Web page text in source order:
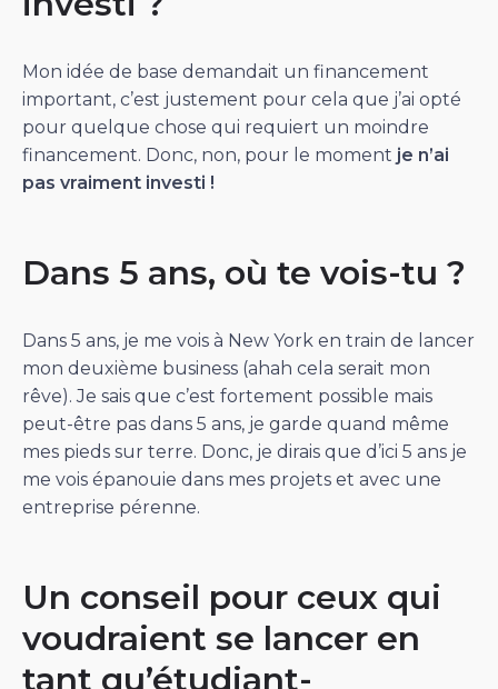
Mon idée de base demandait un financement
important, c’est justement pour cela que j’ai opté
pour quelque chose qui requiert un moindre
financement. Donc, non, pour le moment je n’ai
pas vraiment investi !
Dans 5 ans, où te vois-tu ?
Dans 5 ans, je me vois à New York en train de lancer
mon deuxième business (ahah cela serait mon
rêve). Je sais que c’est fortement possible mais
peut-être pas dans 5 ans, je garde quand même
mes pieds sur terre. Donc, je dirais que d’ici 5 ans je
me vois épanouie dans mes projets et avec une
entreprise pérenne.
Un conseil pour ceux qui
voudraient se lancer en
tant qu’étudiant-